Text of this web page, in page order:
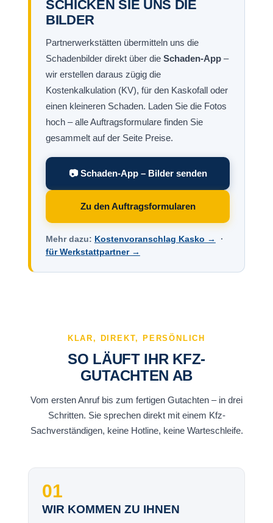
SCHICKEN SIE UNS DIE
BILDER
Partnerwerkstätten übermitteln uns die
Schadenbilder direkt über die Schaden-App–
wir erstellen daraus zügig die
Kostenkalkulation (KV), für den Kaskofall oder
einen kleineren Schaden. Laden Sie die Fotos
hoch – alle Auftragsformulare finden Sie
gesammelt auf der Seite Preise.
📷 Schaden-App – Bilder senden
Zu den Auftragsformularen
Mehr dazu: Kostenvoranschlag Kasko →
·
für Werkstattpartner →
KLAR, DIREKT, PERSÖNLICH
SO LÄUFT IHR KFZ-
GUTACHTEN AB
Vom ersten Anruf bis zum fertigen Gutachten – in drei
Schritten. Sie sprechen direkt mit einem Kfz-
Sachverständigen, keine Hotline, keine Warteschleife.
01
WIR KOMMEN ZU IHNEN